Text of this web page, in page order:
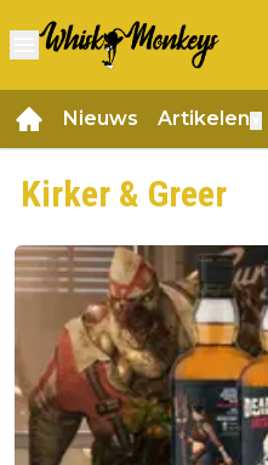
Nieuws Artikelen
Kirker & Greer